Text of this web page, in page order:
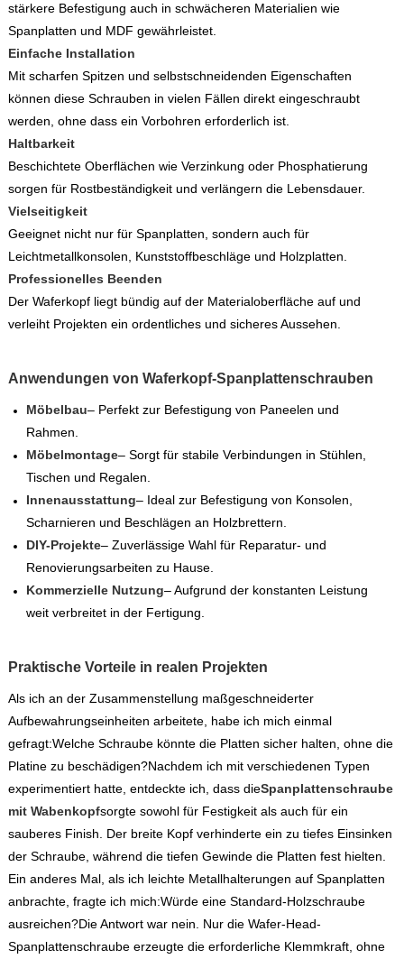
stärkere Befestigung auch in schwächeren Materialien wie
Spanplatten und MDF gewährleistet.
Einfache Installation
Mit scharfen Spitzen und selbstschneidenden Eigenschaften
können diese Schrauben in vielen Fällen direkt eingeschraubt
werden, ohne dass ein Vorbohren erforderlich ist.
Haltbarkeit
Beschichtete Oberflächen wie Verzinkung oder Phosphatierung
sorgen für Rostbeständigkeit und verlängern die Lebensdauer.
Vielseitigkeit
Geeignet nicht nur für Spanplatten, sondern auch für
Leichtmetallkonsolen, Kunststoffbeschläge und Holzplatten.
Professionelles Beenden
Der Waferkopf liegt bündig auf der Materialoberfläche auf und
verleiht Projekten ein ordentliches und sicheres Aussehen.
Anwendungen von Waferkopf-Spanplattenschrauben
Möbelbau– Perfekt zur Befestigung von Paneelen und
Rahmen.
Möbelmontage– Sorgt für stabile Verbindungen in Stühlen,
Tischen und Regalen.
Innenausstattung– Ideal zur Befestigung von Konsolen,
Scharnieren und Beschlägen an Holzbrettern.
DIY-Projekte– Zuverlässige Wahl für Reparatur- und
Renovierungsarbeiten zu Hause.
Kommerzielle Nutzung– Aufgrund der konstanten Leistung
weit verbreitet in der Fertigung.
Praktische Vorteile in realen Projekten
Als ich an der Zusammenstellung maßgeschneiderter
Aufbewahrungseinheiten arbeitete, habe ich mich einmal
gefragt:Welche Schraube könnte die Platten sicher halten, ohne die
Platine zu beschädigen?Nachdem ich mit verschiedenen Typen
experimentiert hatte, entdeckte ich, dass dieSpanplattenschraube
mit Wabenkopfsorgte sowohl für Festigkeit als auch für ein
sauberes Finish. Der breite Kopf verhinderte ein zu tiefes Einsinken
der Schraube, während die tiefen Gewinde die Platten fest hielten.
Ein anderes Mal, als ich leichte Metallhalterungen auf Spanplatten
anbrachte, fragte ich mich:Würde eine Standard-Holzschraube
ausreichen?Die Antwort war nein. Nur die Wafer-Head-
Spanplattenschraube erzeugte die erforderliche Klemmkraft, ohne